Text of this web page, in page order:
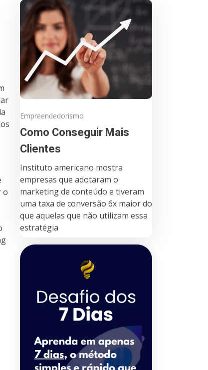
o
Empreendedorismo
Como Conseguir Mais
Clientes
Instituto americano mostra
empresas que adotaram o
marketing de conteúdo e tiveram
uma taxa de conversão 6x maior do
que aquelas que não utilizam essa
estratégia